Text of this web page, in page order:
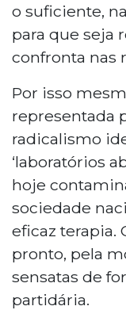
o suficiente,
para que seja
confronta nas
Por isso
representada
radicalismo
‘laboratórios
hoje
sociedade
eficaz terapia.
pronto, pela
sensatas de
partidária.